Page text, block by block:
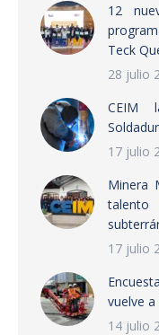
12
Teck
28 julio
CEIM
17 julio
Minera
17 julio
vuelve
14 julio